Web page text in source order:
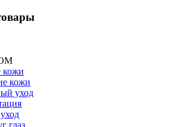
кожи
кожи
уход
глаз